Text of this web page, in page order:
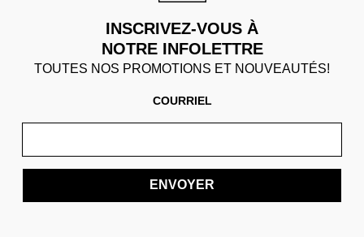
INSCRIVEZ-VOUS À
NOTRE INFOLETTRE
TOUTES NOS PROMOTIONS ET NOUVEAUTÉS!
COURRIEL
ENVOYER